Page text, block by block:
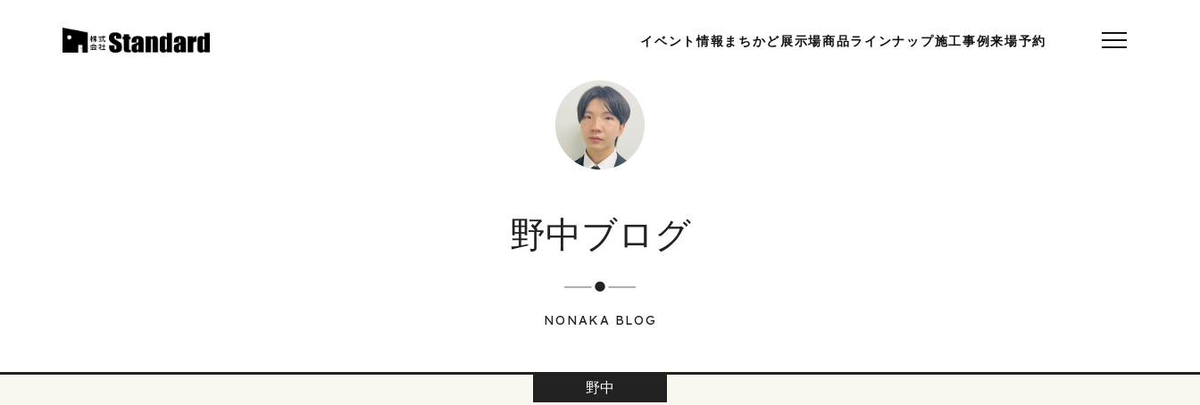
イベント情報 まちかど展示場商品ラインナップ施工事例来場予約
野中ブログ
NONAKA BLOG
野中